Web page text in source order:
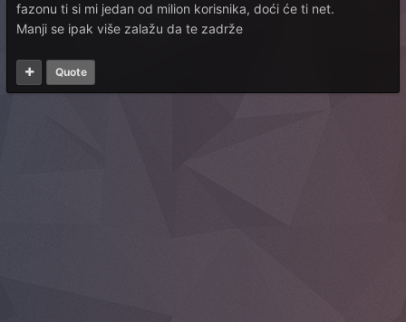
fazonu ti si mi jedan od milion korisnika, doći će ti net.
Manji se ipak više zalažu da te zadrže
Quote